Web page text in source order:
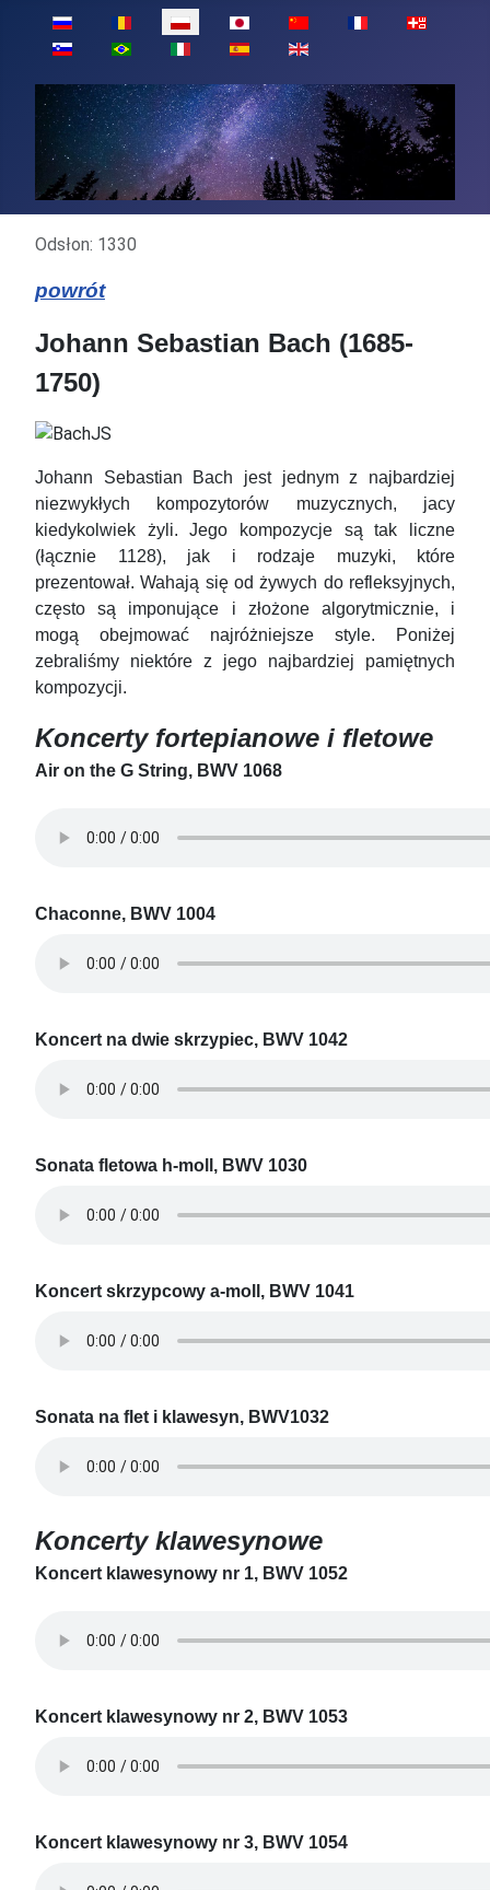
Wybierz swój język
Szczegóły
Odsłon: 1330
powrót
Johann Sebastian Bach (1685-
1750)
Johann Sebastian Bach jest jednym z najbardziej
niezwykłych kompozytorów muzycznych, jacy
kiedykolwiek żyli. Jego kompozycje są tak liczne
(łącznie 1128), jak i rodzaje muzyki, które
prezentował. Wahają się od żywych do refleksyjnych,
często są imponujące i złożone algorytmicznie, i
mogą obejmować najróżniejsze style. Poniżej
zebraliśmy niektóre z jego najbardziej pamiętnych
kompozycji.
Koncerty fortepianowe i fletowe
Air on the G String, BWV 1068
Chaconne, BWV 1004
Koncert na dwie skrzypiec, BWV 1042
Sonata fletowa h-moll, BWV 1030
Koncert skrzypcowy a-moll, BWV 1041
Sonata na flet i klawesyn, BWV1032
Koncerty klawesynowe
Koncert klawesynowy nr 1, BWV 1052
Koncert klawesynowy nr 2, BWV 1053
Koncert klawesynowy nr 3, BWV 1054